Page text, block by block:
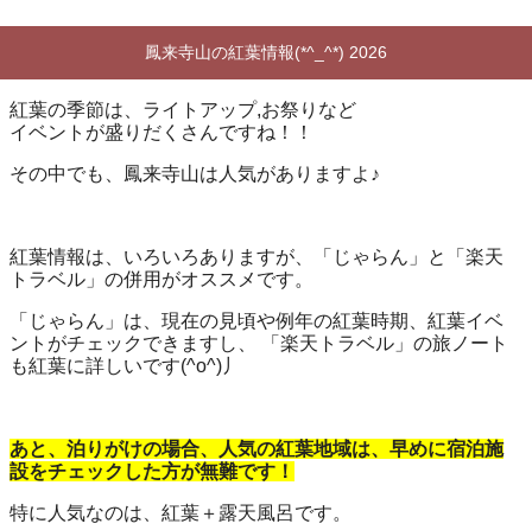
鳳来寺山の紅葉情報(*^_^*) 2026
紅葉の季節は、ライトアップ,お祭りなど
イベントが盛りだくさんですね！！
その中でも、鳳来寺山は人気がありますよ♪
紅葉情報は、いろいろありますが、「じゃらん」と「楽天
トラベル」の併用がオススメです。
「じゃらん」は、現在の見頃や例年の紅葉時期、紅葉イベ
ントがチェックできますし、 「楽天トラベル」の旅ノート
も紅葉に詳しいです(^o^)丿
あと、泊りがけの場合、人気の紅葉地域は、早めに宿泊施
設をチェックした方が無難です！
特に人気なのは、紅葉＋露天風呂です。